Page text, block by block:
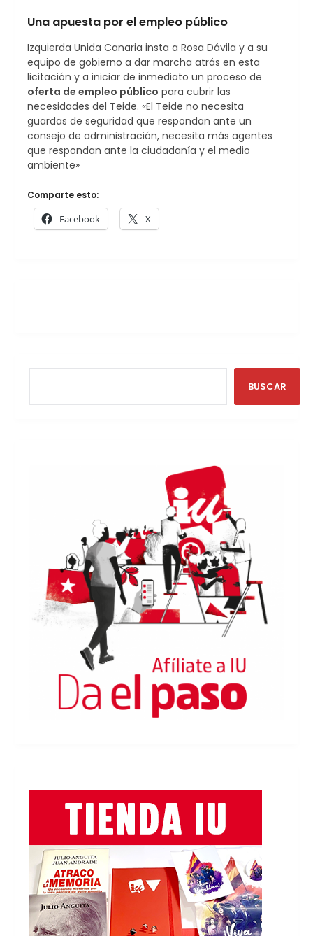
​Una apuesta por el empleo público
​Izquierda Unida Canaria insta a Rosa Dávila y a su
equipo de gobierno a dar marcha atrás en esta
licitación y a iniciar de inmediato un proceso de
oferta de empleo público para cubrir las
necesidades del Teide. «El Teide no necesita
guardas de seguridad que respondan ante un
consejo de administración, necesita más agentes
que respondan ante la ciudadanía y el medio
ambiente»
Comparte esto:
Facebook X
BUSCAR